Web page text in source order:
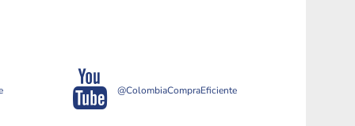
@ColombiaCompraEficiente